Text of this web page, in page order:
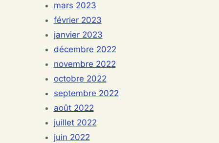
mars 2023
février 2023
janvier 2023
décembre 2022
novembre 2022
octobre 2022
septembre 2022
août 2022
juillet 2022
juin 2022